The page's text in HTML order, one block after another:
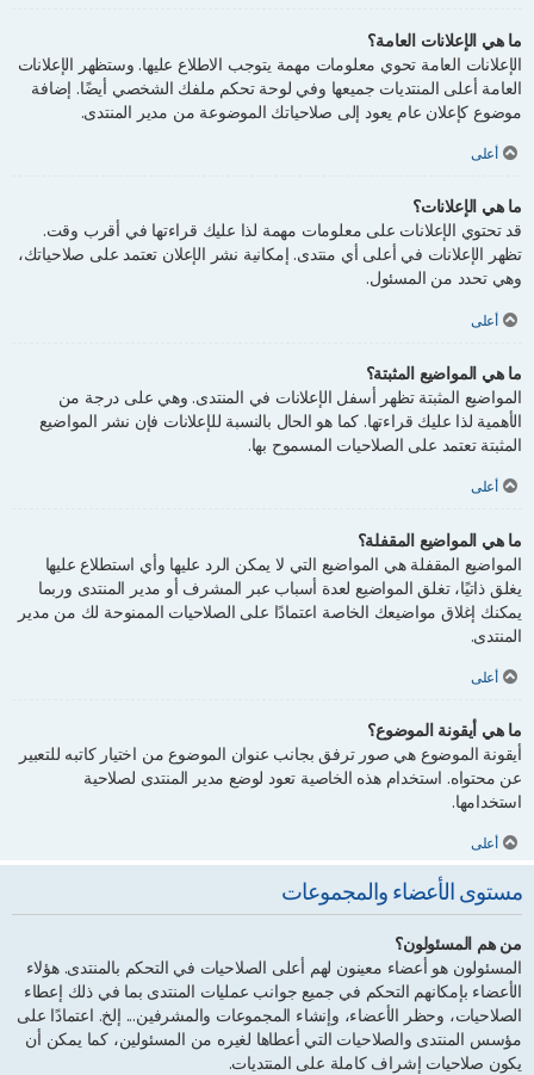
ما هي الإعلانات العامة؟
الإعلانات العامة تحوي معلومات مهمة يتوجب الاطلاع عليها. وستظهر الإعلانات
العامة أعلى المنتديات جميعها وفي لوحة تحكم ملفك الشخصي أيضًا. إضافة
موضوع كإعلان عام يعود إلى صلاحياتك الموضوعة من مدير المنتدى.
أعلى
ما هي الإعلانات؟
قد تحتوي الإعلانات على معلومات مهمة لذا عليك قراءتها في أقرب وقت.
تظهر الإعلانات في أعلى أي منتدى. إمكانية نشر الإعلان تعتمد على صلاحياتك،
وهي تحدد من المسئول.
أعلى
ما هي المواضيع المثبتة؟
المواضيع المثبتة تظهر أسفل الإعلانات في المنتدى. وهي على درجة من
الأهمية لذا عليك قراءتها. كما هو الحال بالنسبة للإعلانات فإن نشر المواضيع
المثبتة تعتمد على الصلاحيات المسموح بها.
أعلى
ما هي المواضيع المقفلة؟
المواضيع المقفلة هي المواضيع التي لا يمكن الرد عليها وأي استطلاع عليها
يغلق ذاتيًا، تغلق المواضيع لعدة أسباب عبر المشرف أو مدير المنتدى وربما
يمكنك إغلاق مواضيعك الخاصة اعتمادًا على الصلاحيات الممنوحة لك من مدير
المنتدى.
أعلى
ما هي أيقونة الموضوع؟
أيقونة الموضوع هي صور ترفق بجانب عنوان الموضوع من اختيار كاتبه للتعبير
عن محتواه. استخدام هذه الخاصية تعود لوضع مدير المنتدى لصلاحية
استخدامها.
أعلى
مستوى الأعضاء والمجموعات
من هم المسئولون؟
المسئولون هو أعضاء معينون لهم أعلى الصلاحيات في التحكم بالمنتدى. هؤلاء
الأعضاء بإمكانهم التحكم في جميع جوانب عمليات المنتدى بما في ذلك إعطاء
الصلاحيات، وحظر الأعضاء، وإنشاء المجموعات والمشرفين... إلخ. اعتمادًا على
مؤسس المنتدى والصلاحيات التي أعطاها لغيره من المسئولين، كما يمكن أن
يكون صلاحيات إشراف كاملة على المنتديات.